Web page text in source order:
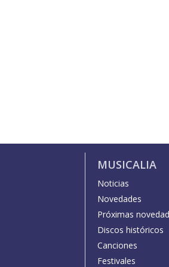
MUSICALIA
Noticias
Novedades
Próximas
Discos históricos
Canciones
Festivales